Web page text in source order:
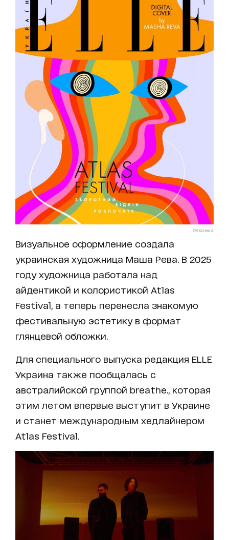
Обложка
Визуальное оформление создала
украинская художница Маша Рева. В 2025
году художница работала над
айдентикой и колористикой Atlas
Festival, а теперь перенесла знакомую
фестивальную эстетику в формат
глянцевой обложки.
Для специального выпуска редакция ELLE
Украина также пообщалась с
австралийской группой breathe., которая
этим летом впервые выступит в Украине
и станет международным хедлайнером
Atlas Festival.